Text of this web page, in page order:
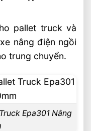
pallet truck và
nâng điện ngồi
trung chuyển.
Epa301 Nâng